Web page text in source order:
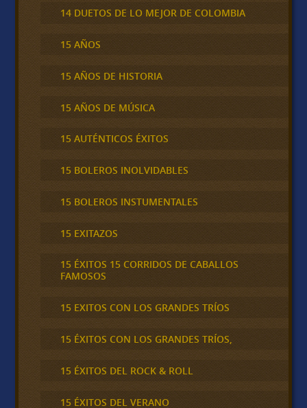
14 DUETOS DE LO MEJOR DE COLOMBIA
15 AÑOS
15 AÑOS DE HISTORIA
15 AÑOS DE MÚSICA
15 AUTÉNTICOS ÉXITOS
15 BOLEROS INOLVIDABLES
15 BOLEROS INSTUMENTALES
15 EXITAZOS
15 ÉXITOS 15 CORRIDOS DE CABALLOS
FAMOSOS
15 EXITOS CON LOS GRANDES TRÍOS
15 ÉXITOS CON LOS GRANDES TRÍOS,
15 ÉXITOS DEL ROCK & ROLL
15 ÉXITOS DEL VERANO